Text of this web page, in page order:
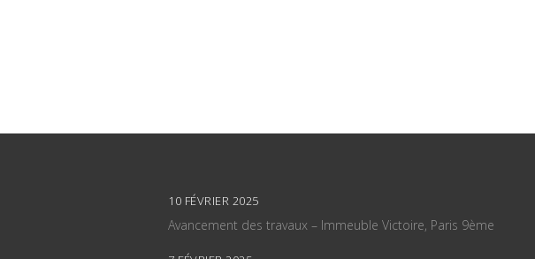
10 FÉVRIER 2025
Avancement des travaux – Immeuble Victoire, Paris 9ème